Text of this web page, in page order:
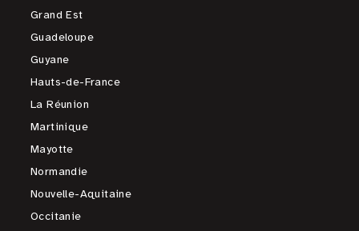
Grand Est
Guadeloupe
Guyane
Hauts-de-France
La Réunion
Martinique
Mayotte
Normandie
Nouvelle-Aquitaine
Occitanie